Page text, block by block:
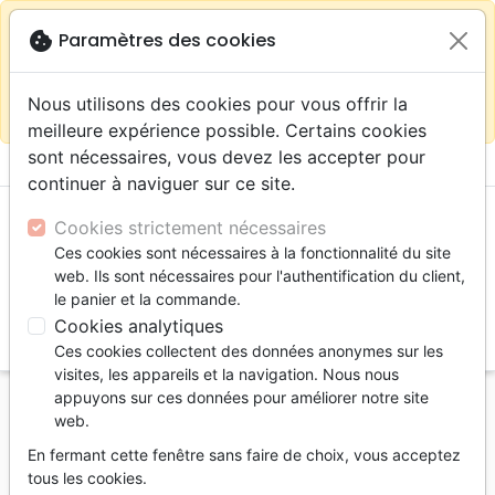
Continuer sur le site France close
warningSelon votre
localisation (États-
sur la boutique La Maison de la Bible Suisse
menu shopping_cart
Accueil Livres Méditations
Adultes
Envol vers la lumière
cookie Paramètres des cookies
Nous utilisons des cookies pour vous offrir la
meilleure expérience possible. Certains cookies
sont nécessaires, vous devez les accepter pour
continuer à naviguer sur ce site.
Cookies strictement nécessaires
Ces cookies sont nécessaires à la fonctionnalité du site
web. Ils sont nécessaires pour l'authentification du client,
le panier et la commande.
Cookies analytiques
Ces cookies collectent des données anonymes sur les
visites, les appareils et la navigation. Nous nous
appuyons sur ces données pour améliorer notre site
web.
En fermant cette fenêtre sans faire de choix, vous acceptez
tous les cookies.